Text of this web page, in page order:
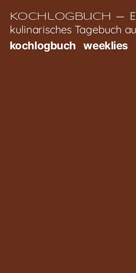
Inhalt
springen
Kochlogbuch
kulinarisches Tagebuch
kochlogbuch weeklies